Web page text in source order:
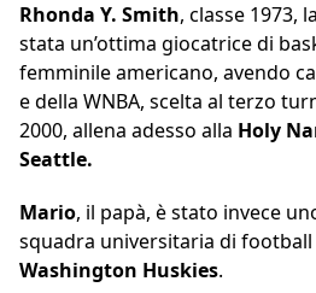
Rhonda Y. Smith, classe 1973,
stata un’ottima giocatrice di
femminile americano, avendo
e della WNBA, scelta al terzo
2000, allena adesso alla Holy
Seattle.
Mario, il papà, è stato invece
squadra universitaria di
Washington Huskies.